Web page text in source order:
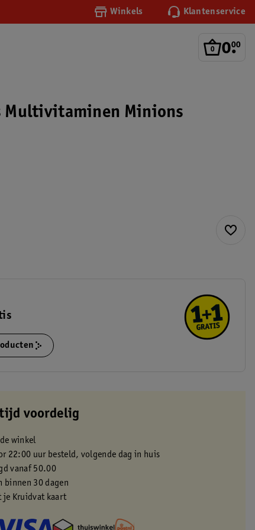
Winkels Klantenservice
0.
00
Multivitaminen Minions
voordelig
winkel
22:00 uur besteld, volgende dag in huis
vanaf 50.00
binnen 30 dagen
je Kruidvat kaart